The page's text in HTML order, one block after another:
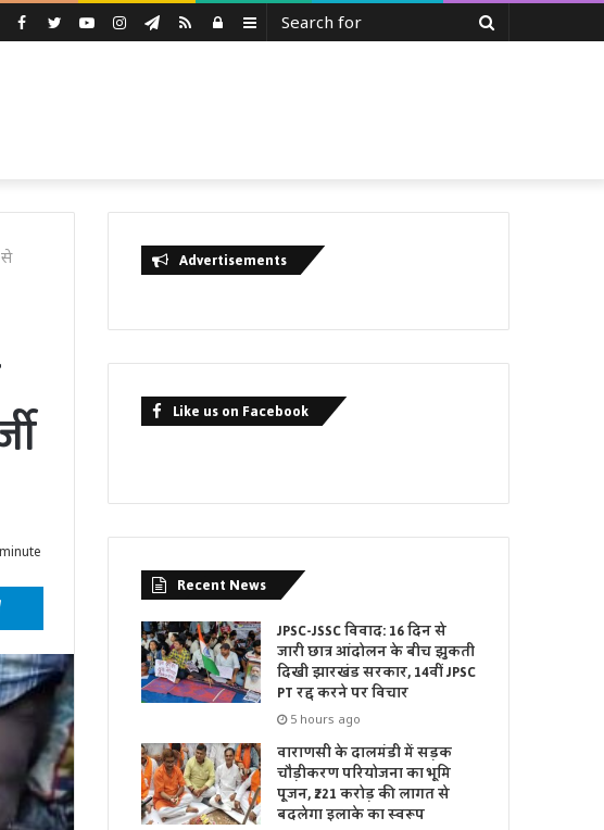
Sidebar
Log
RSS
Telegram
Instagram
YouTube
Twitter
Facebook
से
Telegram
Advertisements
Like us on Facebook
Recent News
JPSC-JSSC विवाद: 16 दिन से
जारी छात्र आंदोलन के बीच झुकती
दिखी झारखंड सरकार, 14वीं JPSC
PT रद्द करने पर विचार
5 hours ago
वाराणसी के दालमंडी में सड़क
चौड़ीकरण परियोजना का भूमि
पूजन, ₹221 करोड़ की लागत से
बदलेगा इलाके का स्वरूप